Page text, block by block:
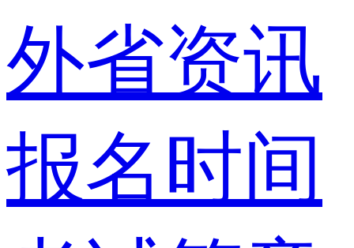
外省资讯
报名时间